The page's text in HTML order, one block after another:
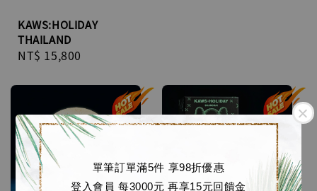
單筆訂單滿5件 享98折優惠
登入會員 每3000元 再享15元回饋金
KAWS:HOLIDAY
THAILAND
Regular
NT$ 15,800